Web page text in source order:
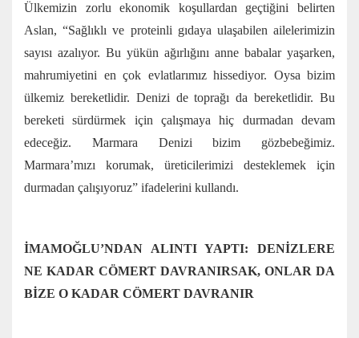
Ülkemizin zorlu ekonomik koşullardan geçtiğini belirten
Aslan, “Sağlıklı ve proteinli gıdaya ulaşabilen ailelerimizin
sayısı azalıyor. Bu yükün ağırlığını anne babalar yaşarken,
mahrumiyetini en çok evlatlarımız hissediyor. Oysa bizim
ülkemiz bereketlidir. Denizi de toprağı da bereketlidir. Bu
bereketi sürdürmek için çalışmaya hiç durmadan devam
edeceğiz. Marmara Denizi bizim gözbebeğimiz.
Marmara’mızı korumak, üreticilerimizi desteklemek için
durmadan çalışıyoruz” ifadelerini kullandı.
İMAMOĞLU’NDAN ALINTI YAPTI: DENİZLERE
NE KADAR CÖMERT DAVRANIRSAK, ONLAR DA
BİZE O KADAR CÖMERT DAVRANIR